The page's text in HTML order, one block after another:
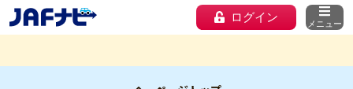
ログイン メニュー